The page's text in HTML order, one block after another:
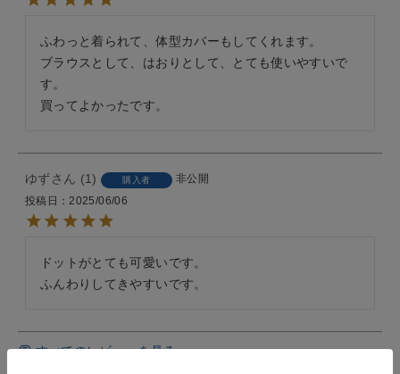
ふわっと着られて、体型カバーもしてくれます。
ブラウスとして、はおりとして、とても使いやすいで
す。
買ってよかったです。
ゆず 1 購入者
非公開
投稿日
2025/06/06
ドットがとても可愛いです。
ふんわりしてきやすいです。
すべてのレビューを見る